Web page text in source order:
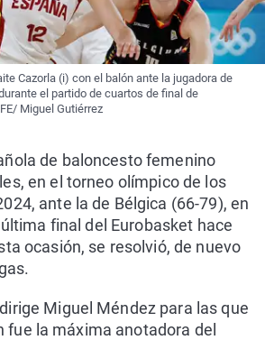
Cazorla (i) con el balón ante la jugadora de
el partido de cuartos de final de
Miguel Gutiérrez
de baloncesto femenino
en el torneo olímpico de los
ante la de Bélgica (66-79), en
final del Eurobasket hace
ocasión, se resolvió, de nuevo
Miguel Méndez para las que
fue la máxima anotadora del